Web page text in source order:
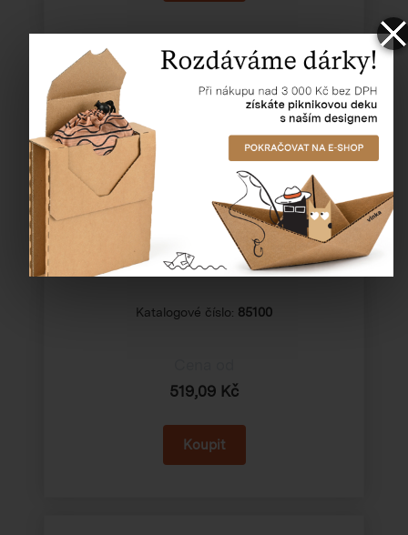
Nerezový držák pro naplnění Bag-in-
Katalogové číslo: 85100
519,09 Kč